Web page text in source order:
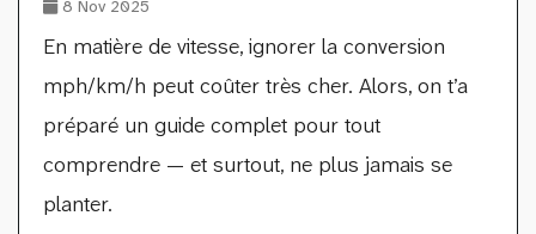
8 Nov 2025
En matière de vitesse, ignorer la conversion
mph/km/h peut coûter très cher. Alors, on t’a
préparé un guide complet pour tout
comprendre — et surtout, ne plus jamais se
planter.